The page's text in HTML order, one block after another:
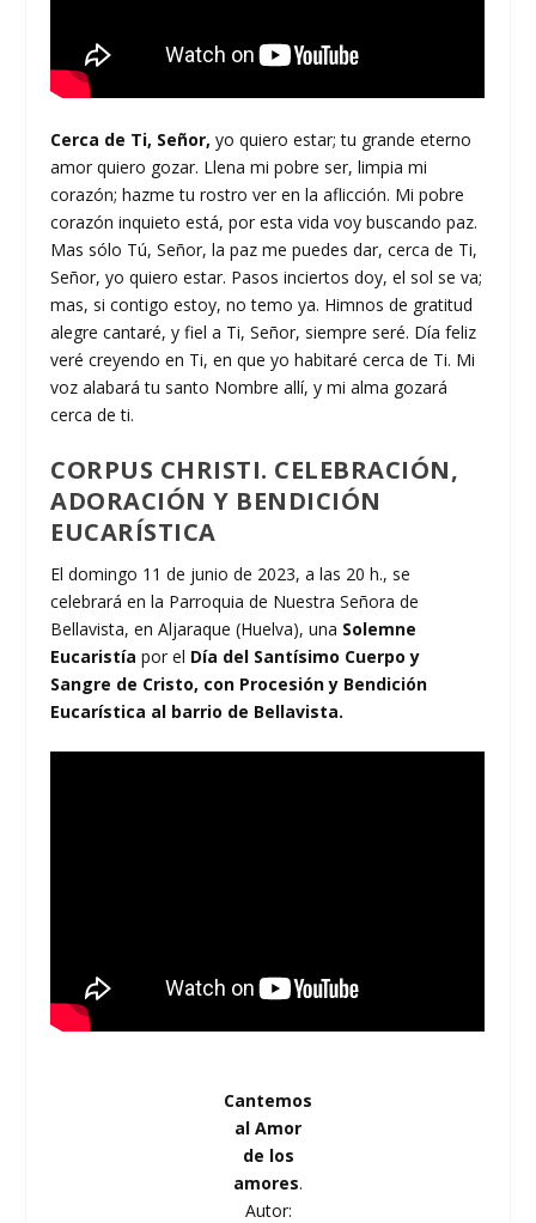
Cerca de Ti, Señor, yo quiero estar; tu grande eterno
amor quiero gozar. Llena mi pobre ser, limpia mi
corazón; hazme tu rostro ver en la aflicción. Mi pobre
corazón inquieto está, por esta vida voy buscando paz.
Mas sólo Tú, Señor, la paz me puedes dar, cerca de Ti,
Señor, yo quiero estar. Pasos inciertos doy, el sol se va;
mas, si contigo estoy, no temo ya. Himnos de gratitud
alegre cantaré, y fiel a Ti, Señor, siempre seré. Día feliz
veré creyendo en Ti, en que yo habitaré cerca de Ti. Mi
voz alabará tu santo Nombre allí, y mi alma gozará
cerca de ti.
CORPUS CHRISTI. CELEBRACIÓN,
ADORACIÓN Y BENDICIÓN
EUCARÍSTICA
El domingo 11 de junio de 2023, a las 20 h., se
celebrará en la Parroquia de Nuestra Señora de
Bellavista, en Aljaraque (Huelva), una Solemne
Eucaristía por el Día del Santísimo Cuerpo y
Sangre de Cristo, con Procesión y Bendición
Eucarística al barrio de Bellavista.
Cantemos
al Amor
de los
amores.
Autor: